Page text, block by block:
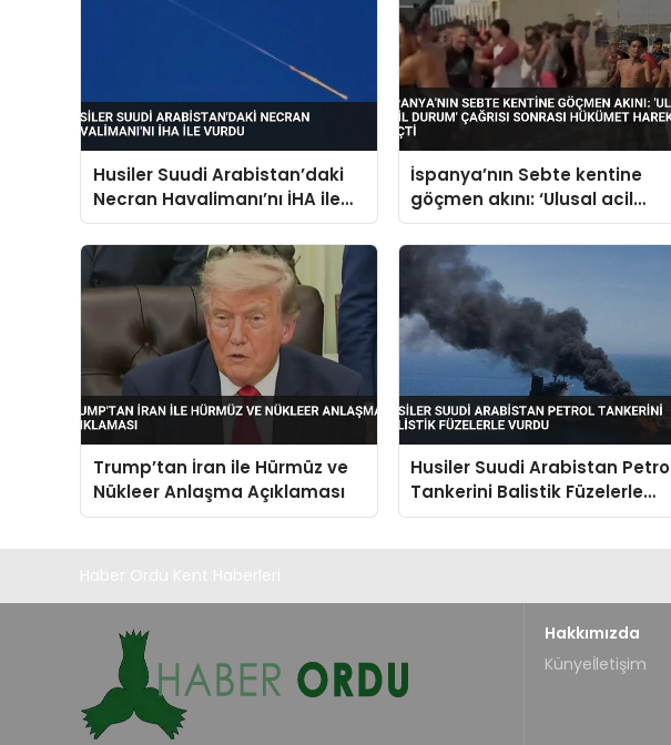
Husiler Suudi Arabistan’daki
Necran Havalimanı’nı İHA ile
Vurdu
İspanya’nın Sebte kentine
göçmen akını: ‘Ulusal acil
durum’ çağrısı sonrası
hükümet harekete geçti
Trump’tan İran ile Hürmüz ve
Nükleer Anlaşma Açıklaması
Husiler Suudi Arabistan
Tankerini Balistik Füzelerle
Vurdu
Hakkımızda
Künyeİletişim